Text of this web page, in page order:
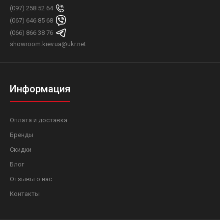
(097) 258 52 64
(067) 646 85 68
(066) 866 38 76
showroom.kiev.ua@ukr.net
Информация
Оплата и доставка
Бренды
Скидки
Блог
Отзывы о нас
Контакты